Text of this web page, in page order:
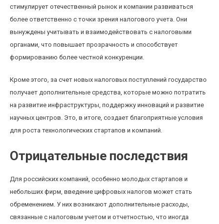
стимулирует отечественный рынок и компании развиваться
более ответственно с точки зрения налогового учета. Они
вынуждены учитывать и взаимодействовать с налоговыми
органами, что повышает прозрачность и способствует
формированию более честной конкуренции.
Кроме этого, за счет новых налоговых поступлений государство
получает дополнительные средства, которые можно потратить
на развитие инфраструктуры, поддержку инноваций и развитие
научных центров. Это, в итоге, создает благоприятные условия
для роста технологических стартапов и компаний.
Отрицательные последствия
Для российских компаний, особенно молодых стартапов и
небольших фирм, введение цифровых налогов может стать
обременением. У них возникают дополнительные расходы,
связанные с налоговым учетом и отчетностью, что иногда